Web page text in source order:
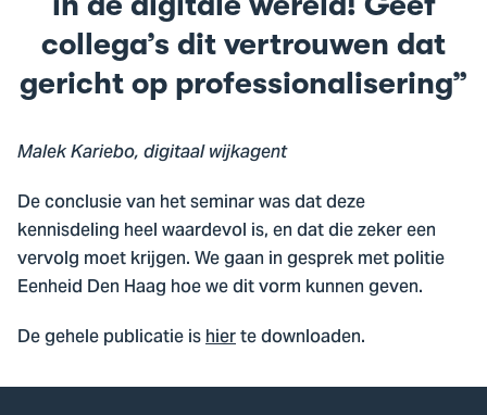
collega’s dit vertrouwen dat
gericht op professionalisering
Malek Kariebo, digitaal wijkagent
De conclusie van het seminar was dat deze
kennisdeling heel waardevol is, en dat die zeker een
vervolg moet krijgen. We gaan in gesprek met politie
Eenheid Den Haag hoe we dit vorm kunnen geven.
De gehele publicatie ishierte downloaden.